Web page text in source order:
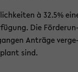
à 32.5%
Die För­de­run­
An­trä­ge ver­ge­
sind.